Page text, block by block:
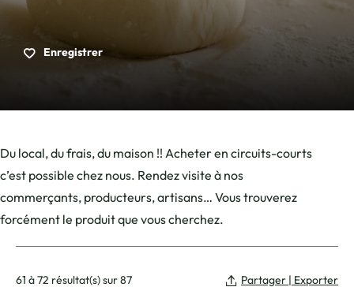
Enregistrer
Du local, du frais, du maison !! Acheter en circuits-courts
c’est possible chez nous. Rendez visite à nos
commerçants, producteurs, artisans… Vous trouverez
forcément le produit que vous cherchez.
61 à 72 résultat(s) sur 87 Partager | Exporter